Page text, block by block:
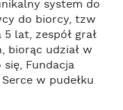
system do
do biorcy, tzw
lat, zespół grał
biorąc udział w
Fundacja
w pudełku